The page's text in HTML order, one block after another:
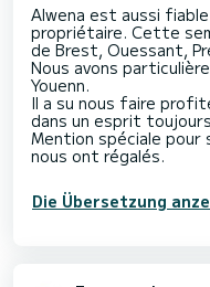
Alwena est aussi
propriétaire. Cette
de Brest, Ouessant,
Nous avons
Youenn.
Il a su nous faire
dans un esprit
Mention spéciale
nous ont régalés.
Die Übersetzung